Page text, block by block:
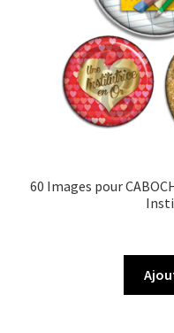
60 Images pour